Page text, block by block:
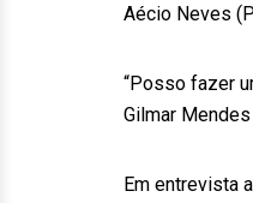
Aécio Neves
“Posso fazer
Gilmar
Em entrevista